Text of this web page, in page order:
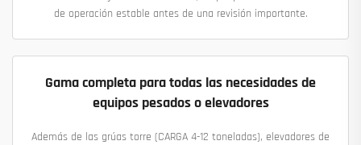
de operación estable antes de una revisión importante.
Gama completa para todas las necesidades de
equipos pesados o elevadores
Además de las grúas torre (CARGA 4-12 toneladas), elevadores de